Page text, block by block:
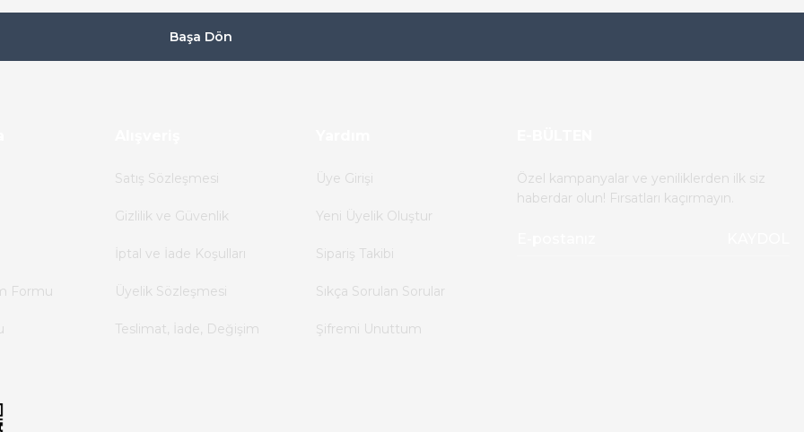
Başa Dön
Formu
Satış Sözleşmesi
Gizlilik ve Güvenlik
İptal ve İade Koşulları
Üyelik Sözleşmesi
Teslimat, İade, Değişim
Üye Girişi
Yeni Üyelik Oluştur
Sipariş Takibi
Sıkça Sorulan Sorular
Şifremi Unuttum
Özel kampanyalar ve yeniliklerden ilk siz
haberdar olun! Fırsatları kaçırmayın.